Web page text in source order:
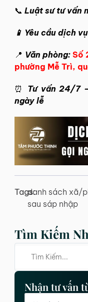
📞 Luật sư tư vấn
📱 Yêu cầu dịch
📍 Văn phòng: Số
phường Mễ Trì,
⏰ Tư vấn 24/7
ngày lễ
Tags:danh sách xã/
sau sáp nhập
Tìm Kiếm
Nhận tư vấn